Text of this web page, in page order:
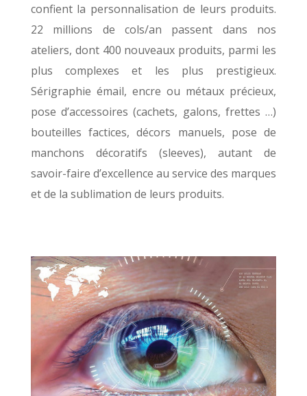
confient la personnalisation de leurs produits.
22 millions de cols/an passent dans nos
ateliers, dont 400 nouveaux produits, parmi les
plus complexes et les plus prestigieux.
Sérigraphie émail, encre ou métaux précieux,
pose d’accessoires (cachets, galons, frettes …)
bouteilles factices, décors manuels, pose de
manchons décoratifs (sleeves), autant de
savoir-faire d’excellence au service des marques
et de la sublimation de leurs produits.